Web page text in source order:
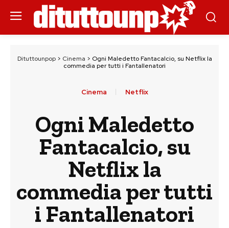
Dituttounpop> Cinema > Ogni Maledetto Fantacalcio, su Netflix la
commedia per tutti i Fantallenatori
Cinema Netflix
Ogni Maledetto
Fantacalcio, su
Netflix la
commedia per tutti
i Fantallenatori